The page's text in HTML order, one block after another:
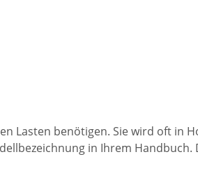
Lasten benötigen. Sie wird oft in
in Ihrem Handbuch.